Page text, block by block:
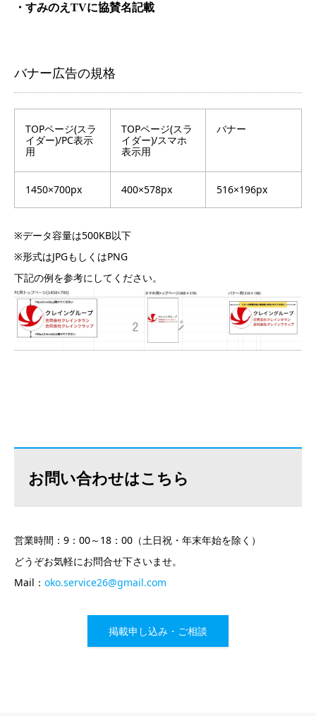
・ すみのえ TVに協賛名記載
バナー広告の規格
TOPページ(スラ
イダー)/PC表示
用
TOPページ(スラ
イダー)/スマホ
表示用
バナー
1450×700px 400×578px 516×196px
※データ容量は500KB以下
※形式はJPGもしくはPNG
下記の例を参考にしてください。
お問い合わせはこちら
営業時間：9：00～18：00（土日祝・年末年始を除く）
どうぞお気軽にお問合せ下さいませ。
Mail： oko.service26@gmail.com
掲載申し込み・ご相談